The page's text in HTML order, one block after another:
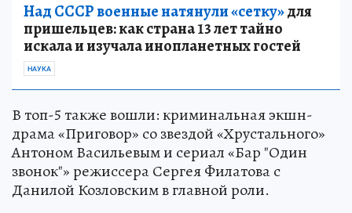
Над СССР военные натянули «сетку»для
пришельцев: как страна 13 лет тайно
искала и изучала инопланетных гостей
НАУКА
В топ-5 также вошли: криминальная экшн-
драма «Приговор» со звездой «Хрустального»
Антоном Васильевым и сериал «Бар "Один
звонок"» режиссера Сергея Филатова с
Данилой Козловским в главной роли.